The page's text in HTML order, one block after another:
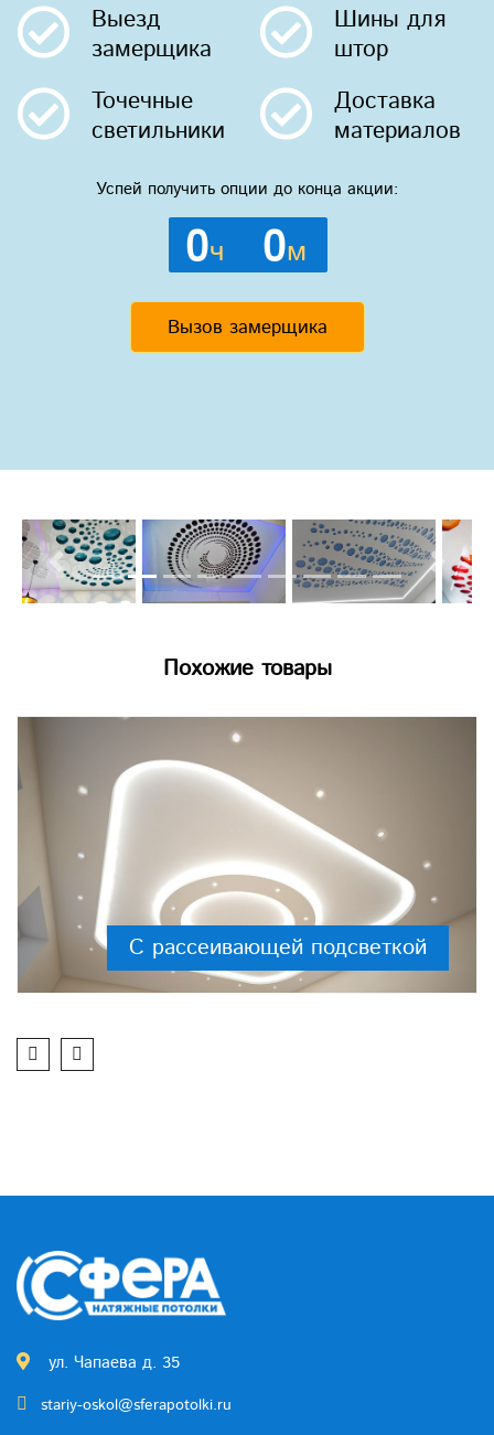
Выезд
замерщика
Шины для
штор
Точечные
светильники
Доставка
материалов
Успей получить опции до конца акции:
0ч 0м
Вызов замерщика
Previous Next
Похожие товары
С рассеивающей подсветкой
ул. Чапаева д. 35
stariy-oskol@sferapotolki.ru